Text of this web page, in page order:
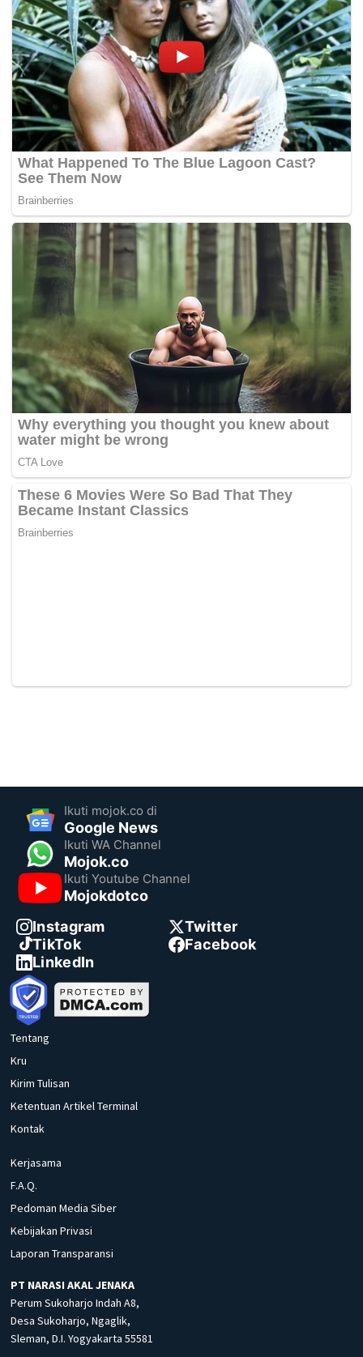
Ikuti mojok.co di
Google News
Ikuti WA Channel
Mojok.co
Ikuti Youtube Channel
Mojokdotco
Instagram
Twitter
TikTok
Facebook
LinkedIn
Tentang
Kru
Kirim Tulisan
Ketentuan Artikel Terminal
Kontak
Kerjasama
F.A.Q.
Pedoman Media Siber
Kebijakan Privasi
Laporan Transparansi
PT NARASI AKAL JENAKA
Perum Sukoharjo Indah A8,
Desa Sukoharjo, Ngaglik,
Sleman, D.I. Yogyakarta 55581